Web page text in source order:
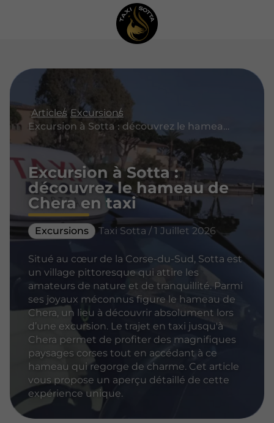
Articles Excursions
Excursion à Sotta : découvrez le hameau de Chera en taxi
Excursion à Sotta :
découvrez le hameau de
Chera en taxi
Excursions Taxi Sotta / 1 Juillet 2026
Situé au cœur de la Corse-du-Sud, Sotta est
un village pittoresque qui attire les
amateurs de nature et de tranquillité. Parmi
ses joyaux méconnus figure le hameau de
Chera, un lieu à découvrir absolument lors
d’une excursion. Le trajet en taxi jusqu'à
Chera permet de profiter des magnifiques
paysages corses tout en accédant à ce
hameau qui regorge de charme. Cet article
vous propose un aperçu détaillé de cette
expérience unique.